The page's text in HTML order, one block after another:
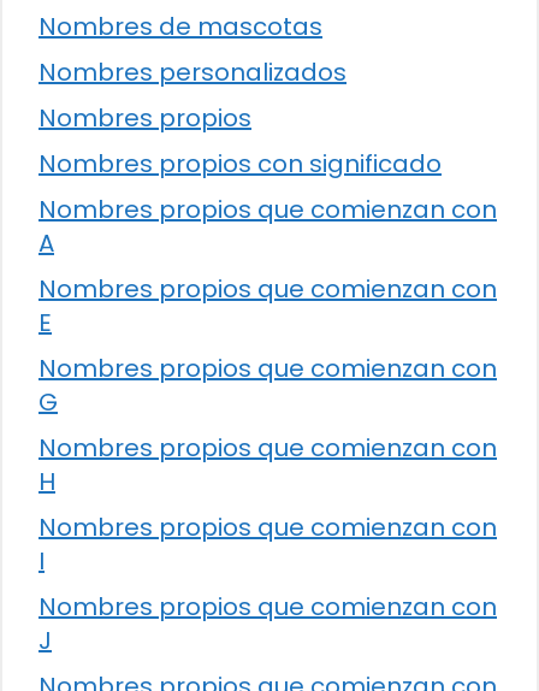
Nombres de mascotas
Nombres personalizados
Nombres propios
Nombres propios con significado
Nombres propios que comienzan con
A
Nombres propios que comienzan con
E
Nombres propios que comienzan con
G
Nombres propios que comienzan con
H
Nombres propios que comienzan con
I
Nombres propios que comienzan con
J